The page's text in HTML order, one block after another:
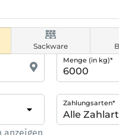
Sackware
Menge (in kg)*
Zahlungsarten*